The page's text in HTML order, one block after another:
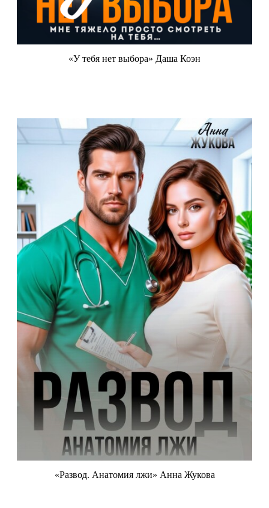
«У тебя нет выбора» Даша Коэн
«Развод. Анатомия лжи» Анна Жукова